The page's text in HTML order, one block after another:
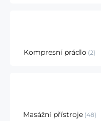
Kompresní prádlo 2
Masážní přístroje 48